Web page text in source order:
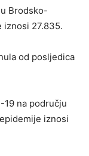
Brodsko-
iznosi 27.835.
od posljedica
19 na području
iznosi